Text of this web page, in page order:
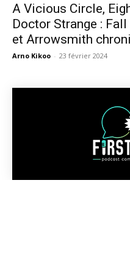
A Vicious Circle,
Doctor Strange :
et Arrowsmith
Arno Kikoo - 23 février 2024